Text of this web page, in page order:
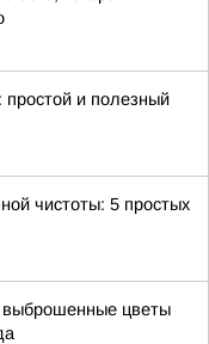
простой и полезный
чистоты: 5 простых
выброшенные цветы